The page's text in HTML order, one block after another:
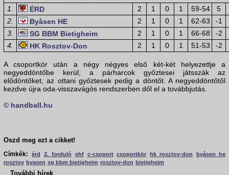
1.
ÉRD 2 1 0 1 59-54
5
2.
Byåsen HE 2 1 0 1 62-63
-1
3.
SG BBM Bietigheim 2 1 0 1 66-68
-2
4.
HK Rosztov-Don 2 1 0 1 51-53 -2
A csoportkör után a négy négyes első két-két helyezettje a
negyeddöntőbe kerül, a párharcok győztesei játsszák az
elődöntőket, az ottani győztesek pedig a döntőt. A negyeddöntőtől
kezdve újra oda-visszavágós rendszerben dől el a továbbjutás.
© handball.hu
Oszd meg ezt a cikket!
Címkék:
érd 2. forduló ehf c-csoport csoportkör hk rosztov-don
byåsen he
rosztov byasen sg bbm bietigheim rosztov-don bietigheim
További hírek